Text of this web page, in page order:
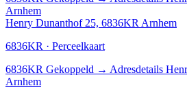
Arnhem
Henry Dunanthof 25, 6836KR Arnhem
6836KR · Perceelkaart
6836KR Gekoppeld → Adresdetails
Arnhem